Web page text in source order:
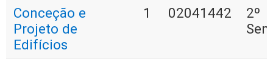
Conceção e
Projeto de
Edifícios
1 02041442
2º